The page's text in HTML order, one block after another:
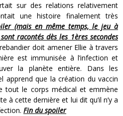
sur des relations relativement
une histoire finalement très
(mais en même temps, le jeu à
racontés dès les 1ères secondes
doit amener Ellie à travers
est immunisée à l’infection et
la planète entière. Dans les
apprend que la création du vaccin
tout le corps médical et emmène
à cette dernière et lui dit qu’il n’y a
Fin du spoiler